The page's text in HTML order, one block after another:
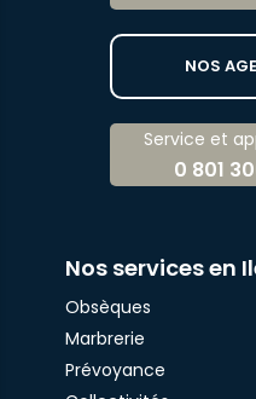
NOS
Service et
0 801
Nos services en
Obsèques
Marbrerie
Prévoyance